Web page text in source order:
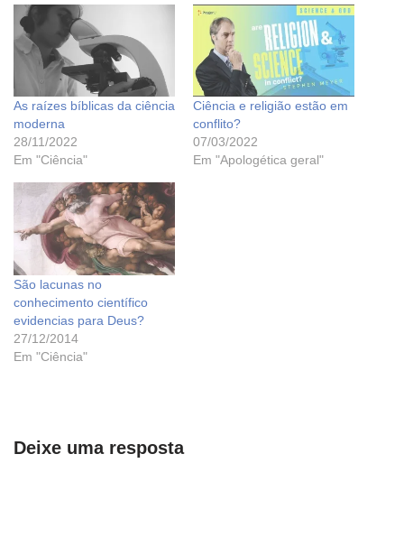
As raízes bíblicas da ciência
moderna
28/11/2022
Em "Ciência"
Ciência e religião estão em
conflito?
07/03/2022
Em "Apologética geral"
São lacunas no
conhecimento científico
evidencias para Deus?
27/12/2014
Em "Ciência"
Deixe uma resposta